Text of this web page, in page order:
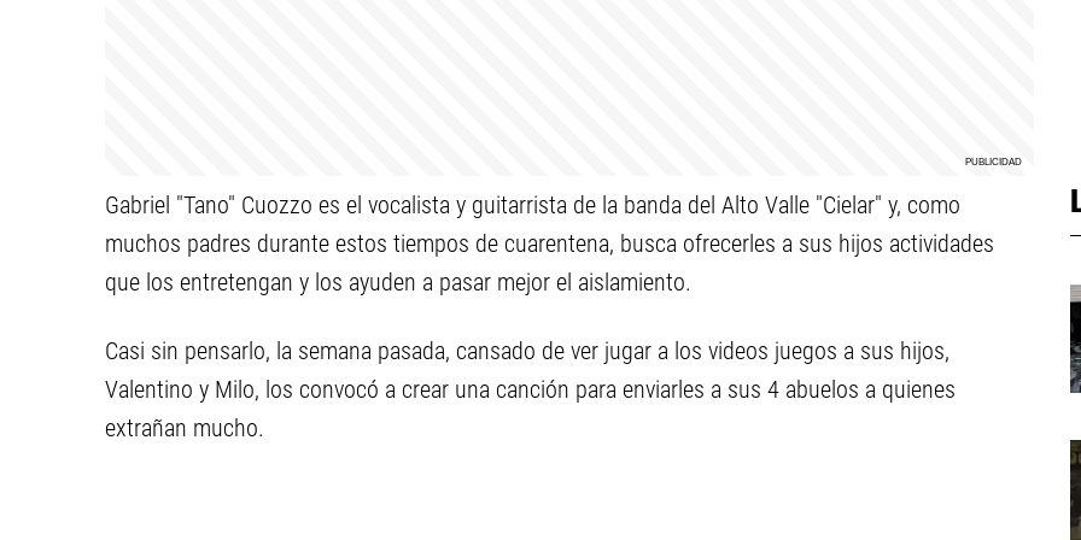
Gabriel "Tano" Cuozzo es el vocalista y guitarrista de la banda del Alto Valle "Cielar" y, como
muchos padres durante estos tiempos de cuarentena, busca ofrecerles a sus hijos actividades
que los entretengan y los ayuden a pasar mejor el aislamiento.
Casi sin pensarlo, la semana pasada, cansado de ver jugar a los videos juegos a sus hijos,
Valentino y Milo, los convocó a crear una canción para enviarles a sus 4 abuelos a quienes
extrañan mucho.